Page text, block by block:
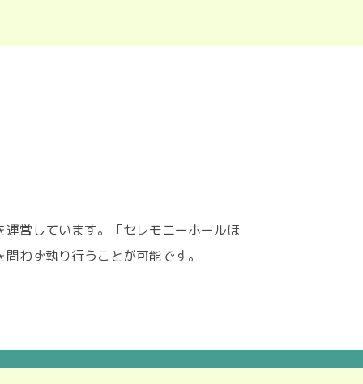
営しています。「セレモニーホールほ
わず執り行うことが可能です。